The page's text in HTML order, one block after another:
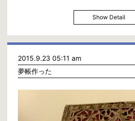
Show Detail
2015.9.23 05:11 am
夢帳作った